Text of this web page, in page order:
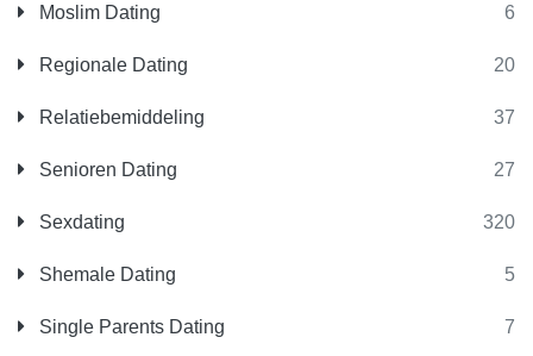
Moslim Dating 6
Regionale Dating 20
Relatiebemiddeling 37
Senioren Dating 27
Sexdating 320
Shemale Dating 5
Single Parents Dating 7